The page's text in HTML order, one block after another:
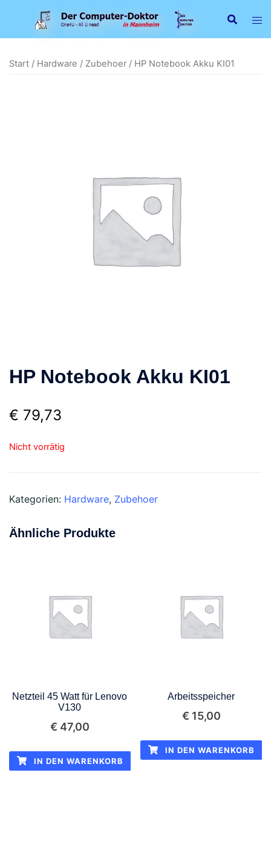
springen
Start / Hardware / Zubehoer / HP Notebook Akku KI01
HP Notebook Akku KI01
€ 79,73
Nicht vorrätig
Kategorien: Hardware, Zubehoer
Ähnliche Produkte
Netzteil 45 Watt für Lenovo
V130
€ 47,00
IN DEN WARENKORB
Arbeitsspeicher
€ 15,00
IN DEN WARENKORB